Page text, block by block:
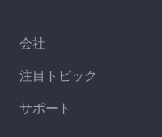
会社
注目トピック
サポート